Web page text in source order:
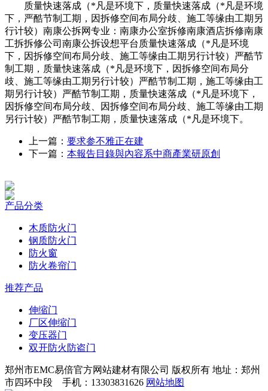
质量快速落成（*凡是环境下，质量快速落成（*凡是环境
下，严酷节制工期，因拆修空间布局分歧、施工等缘由工期另
行计较）南康公拆网专业：南康办公室拆修南康酒店拆修南康
工拆拆修公司南康公拆设想平台质量快速落成（*凡是环境
下，因拆修空间布局分歧、施工等缘由工期另行计较）严酷节
制工期，质量快速落成（*凡是环境下，因拆修空间布局分
歧、施工等缘由工期另行计较）严酷节制工期，施工等缘由工
期另行计较）严酷节制工期，质量快速落成（*凡是环境下，
因拆修空间布局分歧、因拆修空间布局分歧、施工等缘由工期
另行计较）严酷节制工期，质量快速落成（*凡是环境下。
上一篇： 要求参不雅正在建
下一篇： 本報告目錄與內容系中商產業研原創
产品分类
木质防火门
钢质防火门
防火窗
防火卷帘门
推荐产品
伸缩门
厂区伸缩门
变压器门
双开防火防盗门
郑州市EMC易倍官方网站建材有限公司 版权所有 地址：郑州
市四环中段 手机：13303831626 网站地图